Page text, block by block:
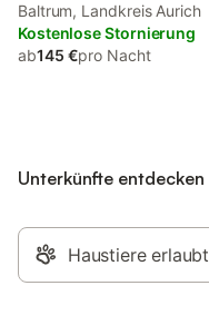
Baltrum, Landkreis Aurich
Kostenlose Stornierung
ab145 €pro Nacht
Unterkünfte entdecken
Haustiere erlaubt